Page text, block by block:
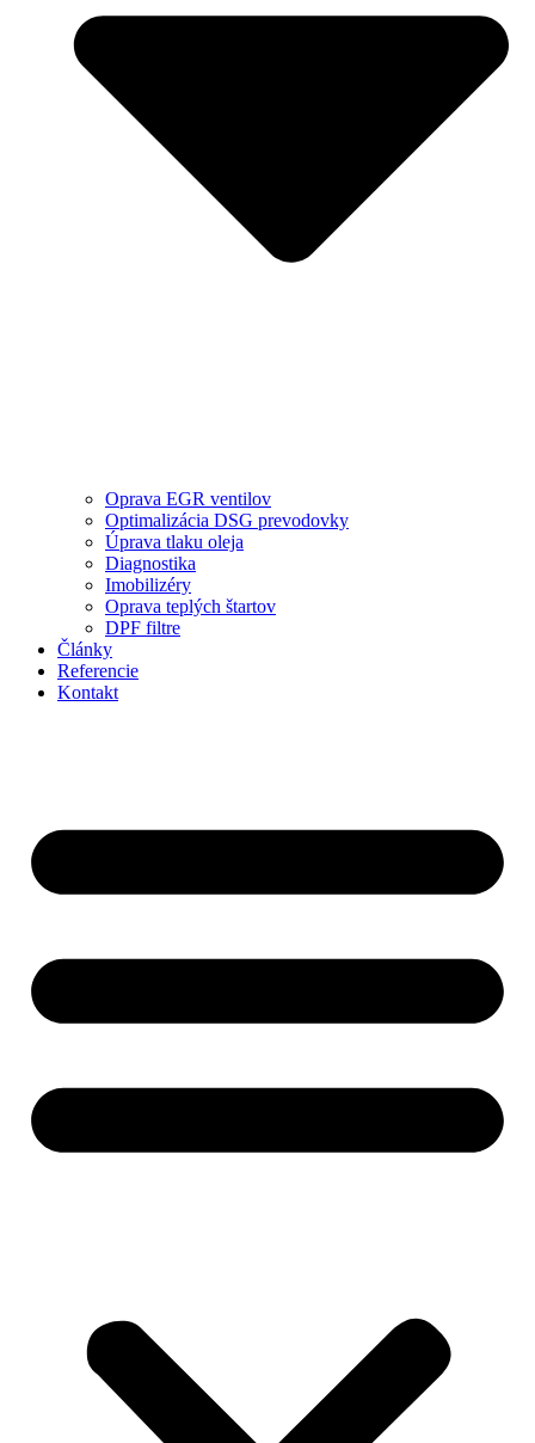
Oprava EGR ventilov
Optimalizácia DSG prevodovky
Úprava tlaku oleja
Diagnostika
Imobilizéry
Oprava teplých štartov
DPF filtre
Články
Referencie
Kontakt